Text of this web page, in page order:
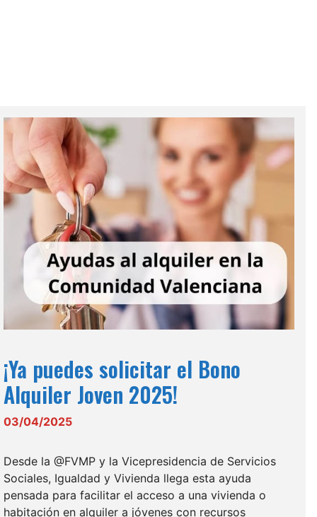
¡Ya puedes solicitar el Bono
Alquiler Joven 2025!
03/04/2025
Desde la @FVMP y la Vicepresidencia de Servicios
Sociales, Igualdad y Vivienda llega esta ayuda
pensada para facilitar el acceso a una vivienda o
habitación en alquiler a jóvenes con recursos